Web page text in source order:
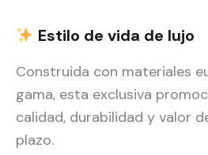
Estilo de vida de lujo
Construida con materiales
gama, esta exclusiva
calidad, durabilidad y valor
plazo.